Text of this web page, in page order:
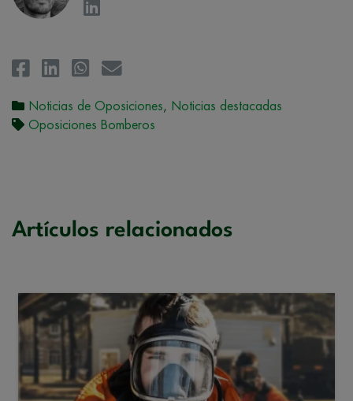
Noticias de Oposiciones, Noticias destacadas
Oposiciones Bomberos
Artículos relacionados